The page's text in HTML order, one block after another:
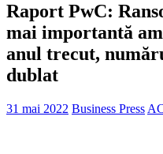
Raport PwC:
mai importantă
anul trecut,
dublat
31 mai 2022 Business Press